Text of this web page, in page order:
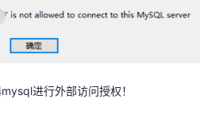
进行外部访问授权！